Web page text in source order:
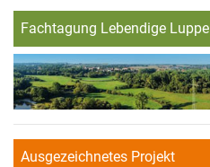
Fachtagung Lebendige Luppe
Ausgezeichnetes Projekt